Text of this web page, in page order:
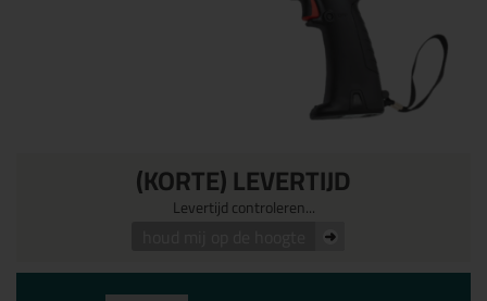
(KORTE) LEVERTIJD
Levertijd controleren...